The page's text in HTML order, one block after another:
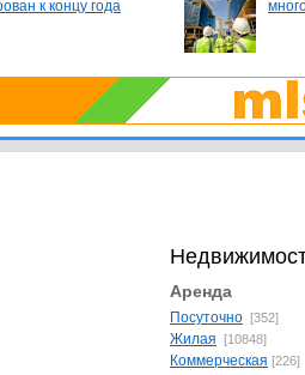
к концу года
Аренда
Посуточно [352]
Жилая [10848]
Коммерческая [226]